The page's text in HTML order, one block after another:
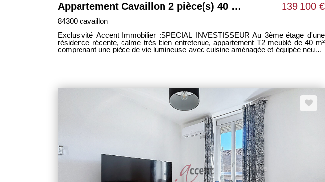
Appartement Cavaillon 2 pièce(s) 40 m2 139 100 €
84300 cavaillon
Exclusivité Accent Immobilier :SPECIAL INVESTISSEUR Au 3ème étage d'une
résidence récente, calme très bien entretenue, appartement T2 meublé de 40 m²
comprenant une pièce de vie lumineuse avec cuisine aménagée et équipée neuve,
SANDRINE BOUNOUS inscrite au RSAC d'Avignon 827.927.096